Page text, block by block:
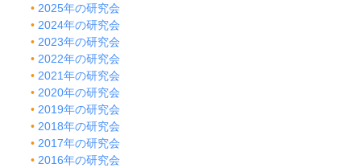
2025年の研究会
2024年の研究会
2023年の研究会
2022年の研究会
2021年の研究会
2020年の研究会
2019年の研究会
2018年の研究会
2017年の研究会
2016年の研究会